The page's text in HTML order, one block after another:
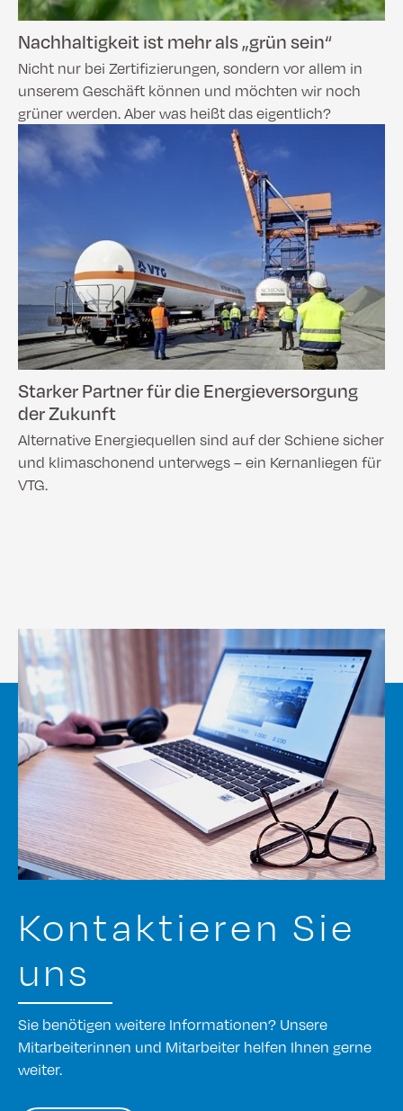
Nachhaltigkeit ist mehr als „grün sein“
Nicht nur bei Zertifizierungen, sondern vor allem in
unserem Geschäft können und möchten wir noch
grüner werden. Aber was heißt das eigentlich?
Starker Partner für die Energieversorgung
der Zukunft
Alternative Energiequellen sind auf der Schiene sicher
und klimaschonend unterwegs – ein Kernanliegen für
VTG.
Kontaktieren Sie
uns
Sie benötigen weitere Informationen? Unsere
Mitarbeiterinnen und Mitarbeiter helfen Ihnen gerne
weiter.